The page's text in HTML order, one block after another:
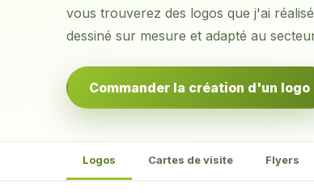
vous trouverez des logos que j'ai
dessiné sur mesure et adapté au
Commander la création d'un logo
Logos Cartes de visite Flyers